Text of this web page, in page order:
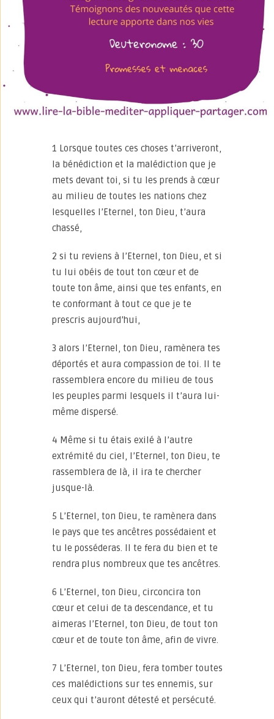
1 Lorsque toutes ces choses t’arriveront,
la bénédiction et la malédiction que je
mets devant toi, si tu les prends à cœur
au milieu de toutes les nations chez
lesquelles l’Eternel, ton Dieu, t’aura
chassé,
2 si tu reviens à l’Eternel, ton Dieu, et si
tu lui obéis de tout ton cœur et de
toute ton âme, ainsi que tes enfants, en
te conformant à tout ce que je te
prescris aujourd’hui,
3 alors l’Eternel, ton Dieu, ramènera tes
déportés et aura compassion de toi. Il te
rassemblera encore du milieu de tous
les peuples parmi lesquels il t’aura lui-
même dispersé.
4 Même si tu étais exilé à l’autre
extrémité du ciel, l’Eternel, ton Dieu, te
rassemblera de là, il ira te chercher
jusque-là.
5 L’Eternel, ton Dieu, te ramènera dans
le pays que tes ancêtres possédaient et
tu le posséderas. Il te fera du bien et te
rendra plus nombreux que tes ancêtres.
6 L’Eternel, ton Dieu, circoncira ton
cœur et celui de ta descendance, et tu
aimeras l’Eternel, ton Dieu, de tout ton
cœur et de toute ton âme, afin de vivre.
7 L’Eternel, ton Dieu, fera tomber toutes
ces malédictions sur tes ennemis, sur
ceux qui t’auront détesté et persécuté.